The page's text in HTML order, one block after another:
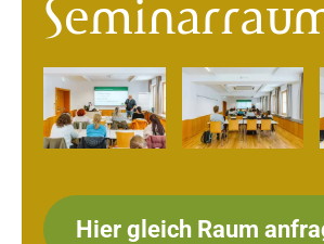
Hier gleich Raum